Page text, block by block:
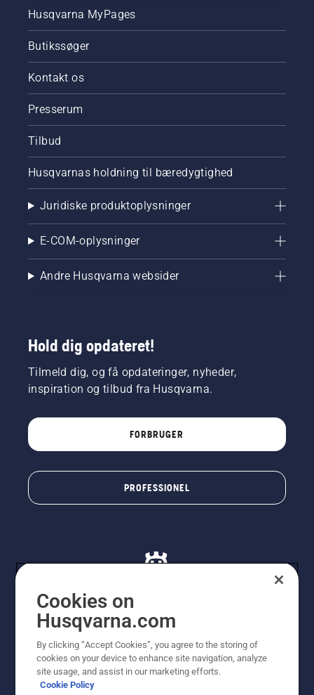
Husqvarna MyPages
Butikssøger
Kontakt os
Presserum
Tilbud
Husqvarnas holdning til bæredygtighed
Juridiske produktoplysninger
E-COM-oplysninger
Andre Husqvarna websider
Hold dig opdateret!
Tilmeld dig, og få opdateringer, nyheder,
inspiration og tilbud fra Husqvarna.
FORBRUGER
PROFESSIONEL
viste priser er vejledende udsalgspriser. Der tages
forbehold for stave- og trykfejl samt prisændringer. Vi
stræber efter at have så nøjagtige oplysningerne på
Cookies on
Husqvarna.com
By clicking “Accept Cookies”, you agree to the storing of
cookies on your device to enhance site navigation, analyze
site usage, and assist in our marketing efforts.
Cookie Policy